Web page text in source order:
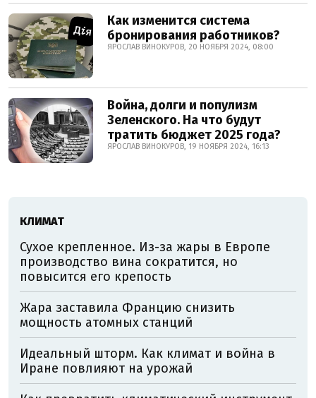
Как изменится система
бронирования работников?
ЯРОСЛАВ ВИНОКУРОВ, 20 НОЯБРЯ 2024, 08:00
Война, долги и популизм
Зеленского. На что будут
тратить бюджет 2025 года?
ЯРОСЛАВ ВИНОКУРОВ, 19 НОЯБРЯ 2024, 16:13
КЛИМАТ
Сухое крепленное. Из-за жары в Европе
производство вина сократится, но
повысится его крепость
Жара заставила Францию снизить
мощность атомных станций
Идеальный шторм. Как климат и война в
Иране повлияют на урожай